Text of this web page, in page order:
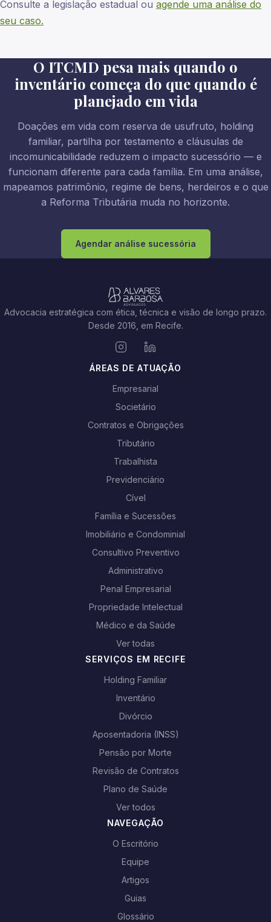
Consulte a legislação estadual ou agende uma análise do
seu caso.
O ITCMD pesa mais quando o
inventário começa do que quando é
planejado em vida
Doações em vida com reserva de usufruto, holding
familiar, partilha por testamento e cláusulas de
incomunicabilidade reduzem o impacto sucessório — e
funcionam diferente para cada família. Em uma análise,
mapeamos patrimônio, regime de bens, herdeiros e o que
a Reforma Tributária muda no horizonte.
Agendar análise sucessória
Advocacia estratégica com ética, técnica e visão de longo prazo.
Desde 2016, em Recife.
ÁREAS DE ATUAÇÃO
Empresarial
Societário
Contratos e Obrigações
Tributário
Trabalhista
Previdenciário
Cível
Família e Sucessões
Imobiliário e Condominial
Consultivo Preventivo
Administrativo
Penal Empresarial
Propriedade Intelectual
Médico e da Saúde
Ver todas
SERVIÇOS EM RECIFE
Holding Familiar
Inventário
Divórcio
Aposentadoria (INSS)
Pensão por Morte
Revisão de Contratos
Plano de Saúde
Ver todos
NAVEGAÇÃO
O Escritório
Equipe
Artigos
Guias
Glossário